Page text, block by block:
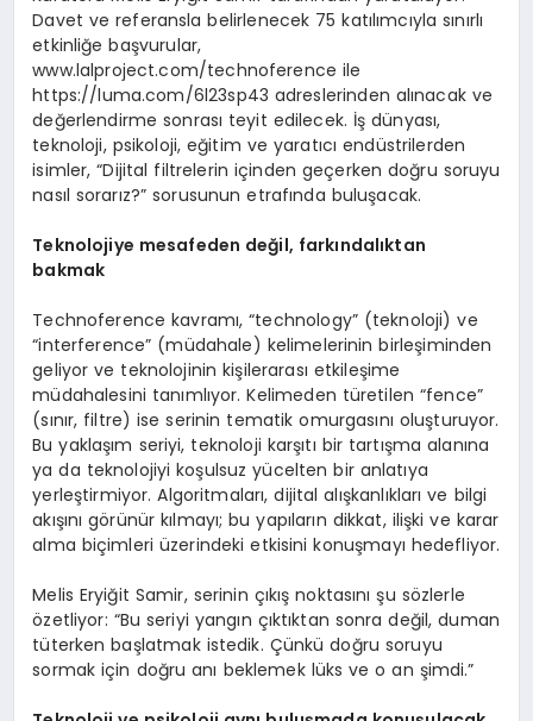
Davet ve referansla belirlenecek 75 katılımcıyla sınırlı
etkinliğe başvurular,
www.lalproject.com/technoference ile
https://luma.com/6l23sp43 adreslerinden alınacak ve
değerlendirme sonrası teyit edilecek. İş dünyası,
teknoloji, psikoloji, eğitim ve yaratıcı endüstrilerden
isimler, “Dijital filtrelerin içinden geçerken doğru soruyu
nasıl sorarız?” sorusunun etrafında buluşacak.
Teknolojiye mesafeden değil, farkındalıktan
bakmak
Technoference kavramı, “technology” (teknoloji) ve
“interference” (müdahale) kelimelerinin birleşiminden
geliyor ve teknolojinin kişilerarası etkileşime
müdahalesini tanımlıyor. Kelimeden türetilen “fence”
(sınır, filtre) ise serinin tematik omurgasını oluşturuyor.
Bu yaklaşım seriyi, teknoloji karşıtı bir tartışma alanına
ya da teknolojiyi koşulsuz yücelten bir anlatıya
yerleştirmiyor. Algoritmaları, dijital alışkanlıkları ve bilgi
akışını görünür kılmayı; bu yapıların dikkat, ilişki ve karar
alma biçimleri üzerindeki etkisini konuşmayı hedefliyor.
Melis Eryiğit Samir, serinin çıkış noktasını şu sözlerle
özetliyor: “Bu seriyi yangın çıktıktan sonra değil, duman
tüterken başlatmak istedik. Çünkü doğru soruyu
sormak için doğru anı beklemek lüks ve o an şimdi.”